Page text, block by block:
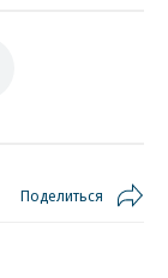
Поделиться